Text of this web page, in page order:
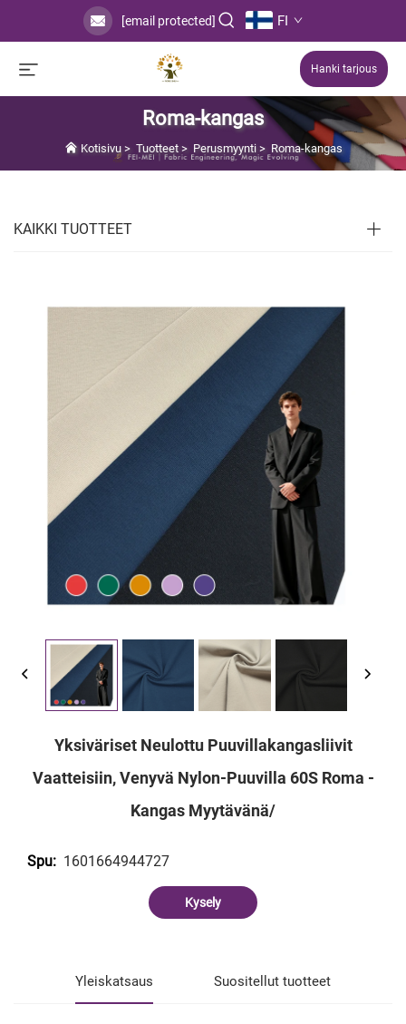
[email protected] FI
Hanki tarjous
Roma-kangas
Kotisivu> Tuotteet> Perusmyynti> Roma-kangas
KAIKKI TUOTTEET
Yksiväriset Neulottu Puuvillakangasliivit
Vaatteisiin, Venyvä Nylon-Puuvilla 60S Roma -
Kangas Myytävänä/
Spu: 1601664944727
Kysely
Yleiskatsaus Suositellut tuotteet